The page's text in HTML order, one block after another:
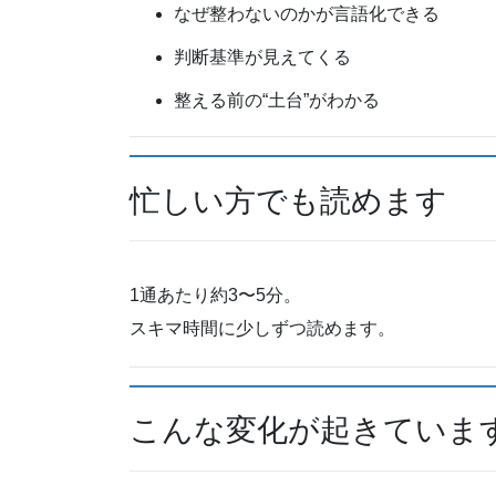
なぜ整わないのかが言語化できる
判断基準が見えてくる
整える前の“土台”がわかる
忙しい方でも読めます
1通あたり約3〜5分。
スキマ時間に少しずつ読めます。
こんな変化が起きていま